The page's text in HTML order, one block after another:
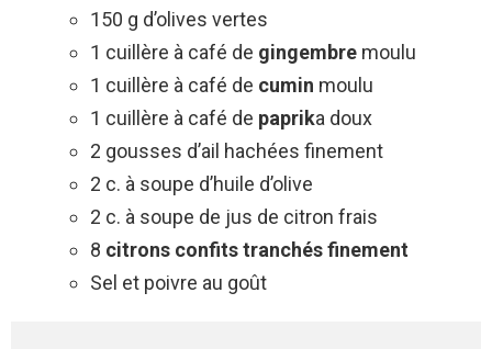
150 g d’olives vertes
1 cuillère à café de gingembre moulu
1 cuillère à café de cumin moulu
1 cuillère à café de paprika doux
2 gousses d’ail hachées finement
2 c. à soupe d’huile d’olive
2 c. à soupe de jus de citron frais
8 citrons confits tranchés finement
Sel et poivre au goût